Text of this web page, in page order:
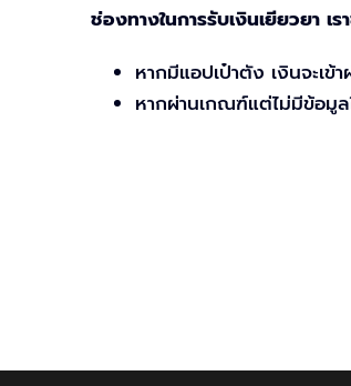
ช่องทางในการรับเงินเยียวยา เร
หากมีแอปเป๋าตัง เงินจะเข้
หากผ่านเกณฑ์แต่ไม่มีข้อมูล